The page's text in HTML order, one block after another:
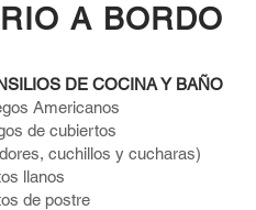
A BORDO
DE COCINA Y BAÑO
Americanos
de cubiertos
cuchillos y cucharas)
llanos
de postre